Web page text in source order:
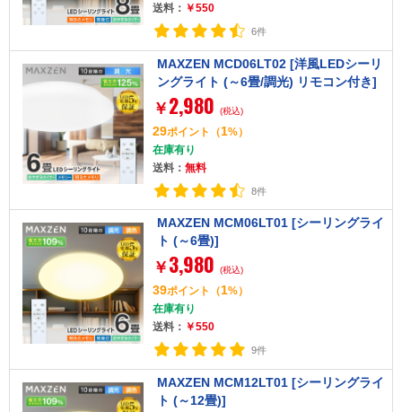
送料： ￥550
6件
MAXZEN MCD06LT02 [洋風LEDシーリ
ングライト (～6畳/調光) リモコン付き]
￥ 2,980 (税込)
29ポイント （1%）
在庫有り
送料： 無料
8件
MAXZEN MCM06LT01 [シーリングライ
ト (～6畳)]
￥ 3,980 (税込)
39ポイント （1%）
在庫有り
送料： ￥550
9件
MAXZEN MCM12LT01 [シーリングライ
ト (～12畳)]